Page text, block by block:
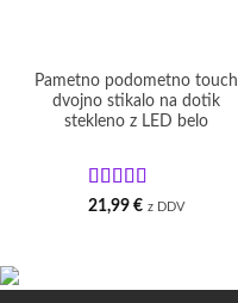
Pametno podometno touch
dvojno stikalo na dotik
stekleno z LED belo
Ocenjeno5
21,99 € z DDV